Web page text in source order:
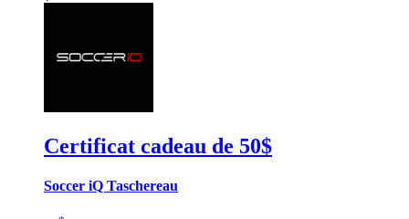
Certificat cadeau de 50$
Soccer iQ Taschereau